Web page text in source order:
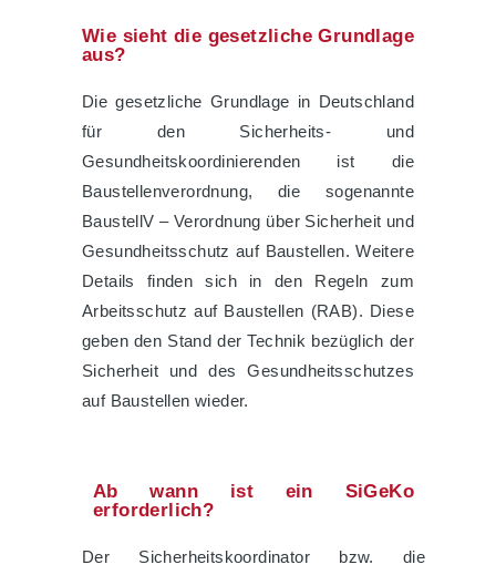
Wie sieht die gesetzliche Grundlage
aus?
Die gesetzliche Grundlage in Deutschland
für den Sicherheits- und
Gesundheitskoordinierenden ist die
Baustellenverordnung, die sogenannte
BaustellV – Verordnung über Sicherheit und
Gesundheitsschutz auf Baustellen. Weitere
Details finden sich in den Regeln zum
Arbeitsschutz auf Baustellen (RAB). Diese
geben den Stand der Technik bezüglich der
Sicherheit und des Gesundheitsschutzes
auf Baustellen wieder.
Ab wann ist ein SiGeKo
erforderlich?
Der Sicherheitskoordinator bzw. die